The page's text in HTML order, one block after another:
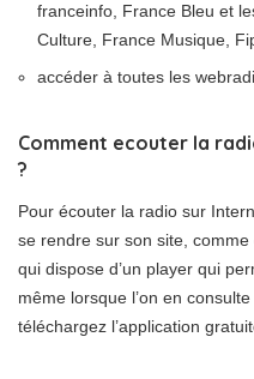
franceinfo, France Bleu et
Culture, France Musique,
accéder à toutes les
Comment ecouter la
?
Pour écouter la radio sur
se rendre sur son site, comme
qui dispose d’un player qui
même lorsque l’on en
téléchargez l’application